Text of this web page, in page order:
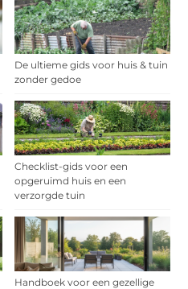
De ultieme gids voor huis & tuin
zonder gedoe
Checklist-gids voor een
opgeruimd huis en een
verzorgde tuin
Handboek voor een gezellige